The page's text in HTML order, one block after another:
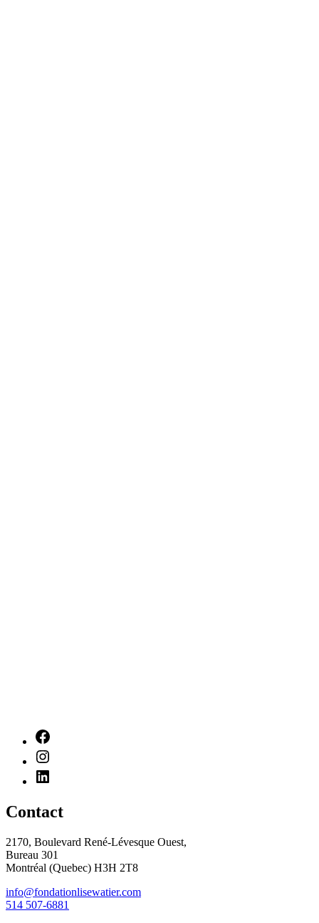
Contact
2170, Boulevard René-Lévesque Ouest,
Bureau 301
Montréal (Quebec) H3H 2T8
info@fondationlisewatier.com
514 507-6881